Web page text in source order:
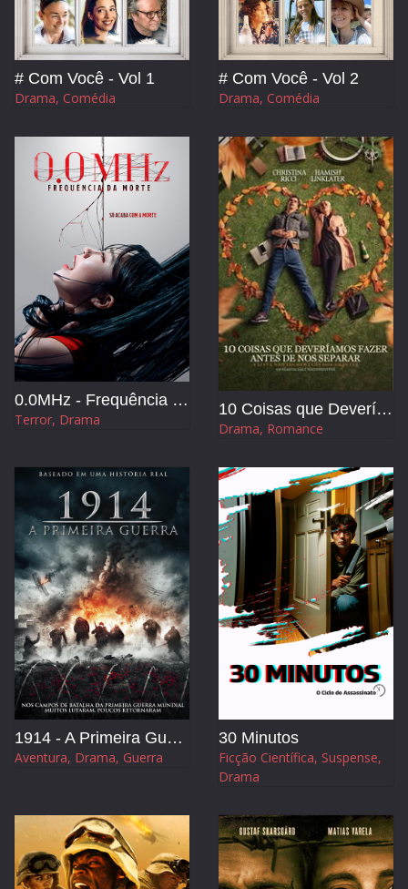
TERROR
THRILLER
# Com Você - Vol 1
Drama, Comédia
# Com Você - Vol 2
Drama, Comédia
0.0MHz - Frequência da Morte
Terror, Drama
10 Coisas que Deveríamos Fazer Antes de nos Separar
Drama, Romance
1914 - A Primeira Guerra
Aventura, Drama, Guerra
30 Minutos
Ficção Científica, Suspense,
Drama